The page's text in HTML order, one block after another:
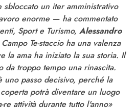
sbloccato un iter amministrativo
enorme — ha commentato
Sport e Turismo, Alessandro
Te-staccio ha una valenza
la ama ha iniziato la sua storia. Il
da troppo tempo una rinascita.
uno passo decisivo, perché la
potrà diventare un luogo
attività durante tutto l'anno»